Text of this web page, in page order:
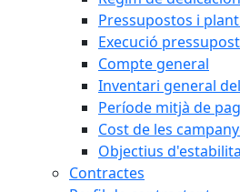
Pressupostos i
Execució
Compte general
Inventari general
Període mitjà de
Cost de les
Objectius
Contractes